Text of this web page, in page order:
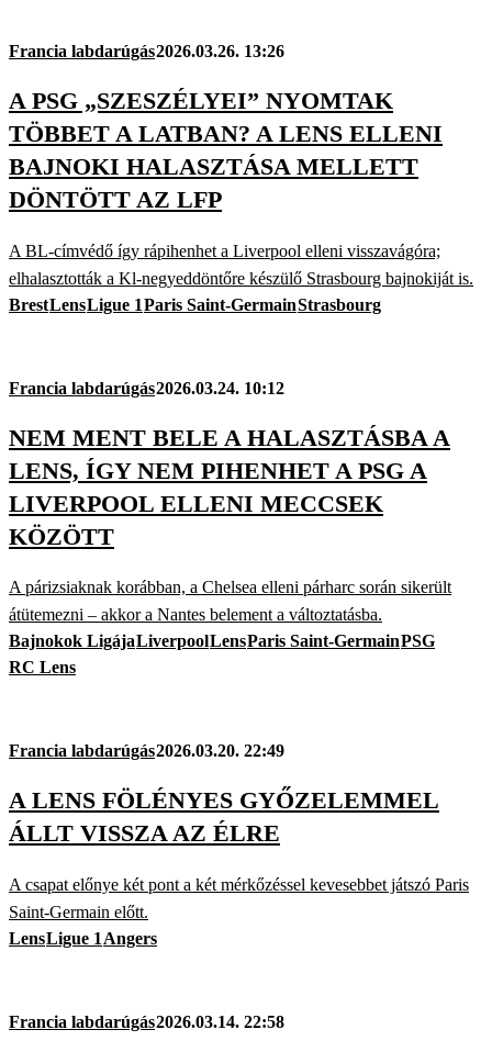
Francia labdarúgás2026.03.26. 13:26
A PSG „SZESZÉLYEI” NYOMTAK
TÖBBET A LATBAN? A LENS ELLENI
BAJNOKI HALASZTÁSA MELLETT
DÖNTÖTT AZ LFP
A BL-címvédő így rápihenhet a Liverpool elleni visszavágóra;
elhalasztották a Kl-negyeddöntőre készülő Strasbourg bajnokiját is.
BrestLensLigue 1Paris Saint-GermainStrasbourg
Francia labdarúgás2026.03.24. 10:12
NEM MENT BELE A HALASZTÁSBA A
LENS, ÍGY NEM PIHENHET A PSG A
LIVERPOOL ELLENI MECCSEK
KÖZÖTT
A párizsiaknak korábban, a Chelsea elleni párharc során sikerült
átütemezni – akkor a Nantes belement a változtatásba.
Bajnokok LigájaLiverpoolLensParis Saint-GermainPSG
RC Lens
Francia labdarúgás2026.03.20. 22:49
A LENS FÖLÉNYES GYŐZELEMMEL
ÁLLT VISSZA AZ ÉLRE
A csapat előnye két pont a két mérkőzéssel kevesebbet játszó Paris
Saint-Germain előtt.
LensLigue 1 Angers
Francia labdarúgás2026.03.14. 22:58